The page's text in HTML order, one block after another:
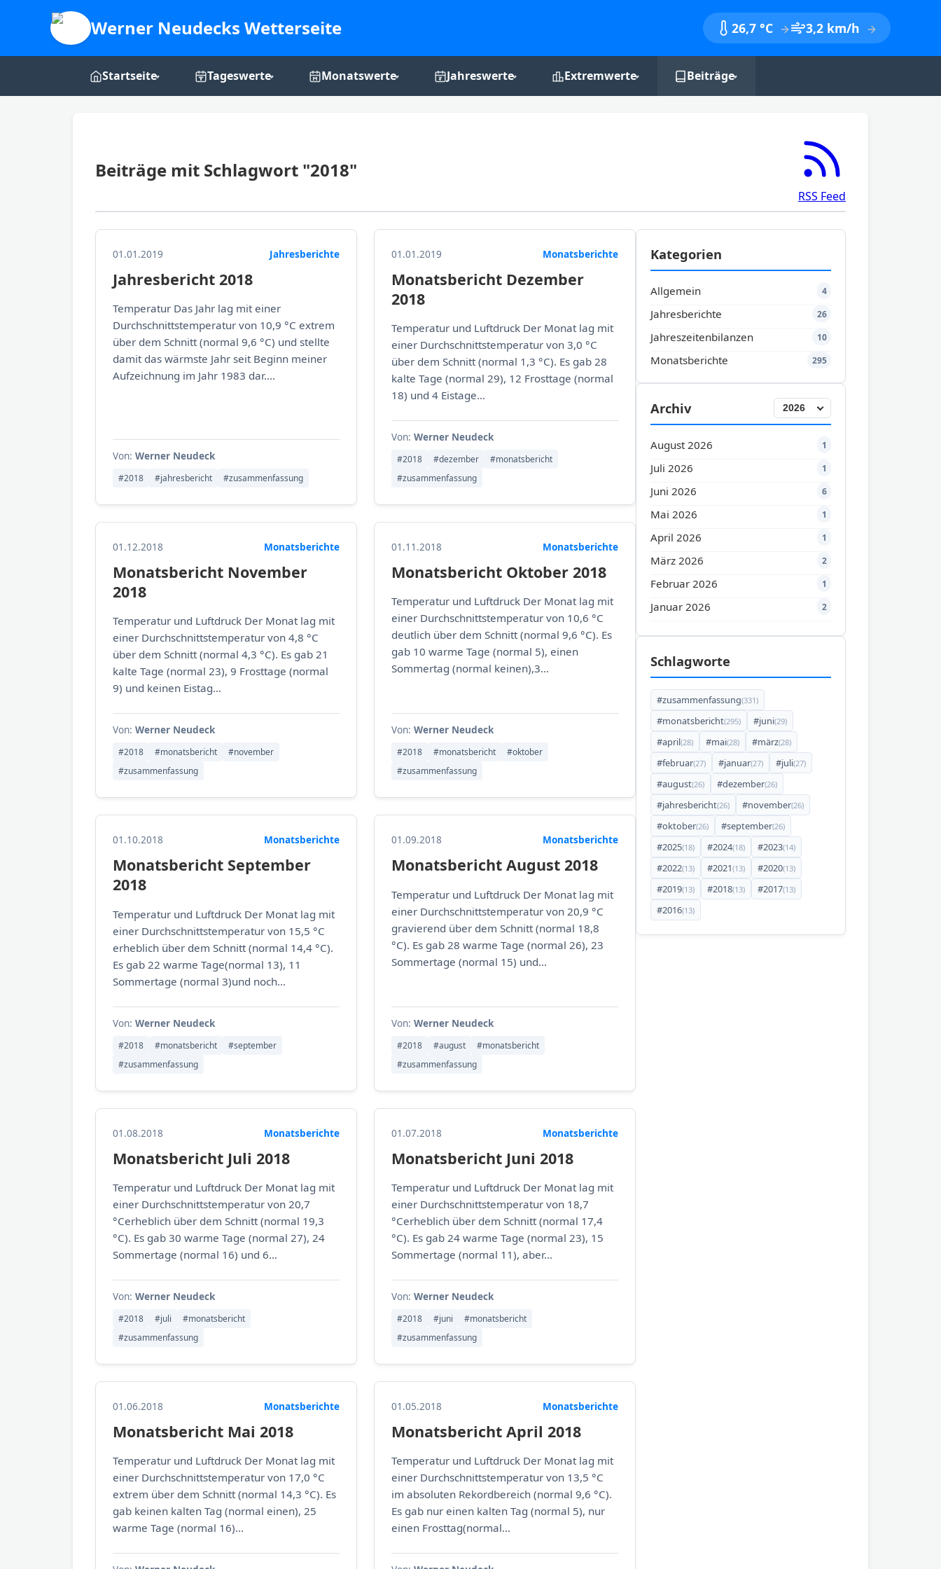
Werner Neudecks Wetterseite 26,7 °C 3,2 km/h
Startseite
Über mich
Tageswerte Monatswerte Jahreswerte Extremwerte Beiträge
Beiträge mit Schlagwort "2018"
RSS Feed
01.01.2019 Jahresberichte
Jahresbericht 2018
Temperatur Das Jahr lag mit einer
Durchschnittstemperatur von 10,9 °C extrem
über dem Schnitt (normal 9,6 °C) und stellte
damit das wärmste Jahr seit Beginn meiner
Aufzeichnung im Jahr 1983 dar....
Von: Werner Neudeck
#2018 #jahresbericht #zusammenfassung
01.01.2019 Monatsberichte
Monatsbericht Dezember
2018
Temperatur und Luftdruck Der Monat lag mit
einer Durchschnittstemperatur von 3,0 °C
über dem Schnitt (normal 1,3 °C). Es gab 28
kalte Tage (normal 29), 12 Frosttage (normal
18) und 4 Eistage...
Von: Werner Neudeck
#2018 #dezember
#monatsbericht
#zusammenfassung
01.12.2018 Monatsberichte
Monatsbericht November
2018
Temperatur und Luftdruck Der Monat lag mit
einer Durchschnittstemperatur von 4,8 °C
über dem Schnitt (normal 4,3 °C). Es gab 21
kalte Tage (normal 23), 9 Frosttage (normal
9) und keinen Eistag...
Von: Werner Neudeck
#2018 #monatsbericht
#november
#zusammenfassung
01.11.2018 Monatsberichte
Monatsbericht Oktober 2018
Temperatur und Luftdruck Der Monat lag mit
einer Durchschnittstemperatur von 10,6 °C
deutlich über dem Schnitt (normal 9,6 °C). Es
gab 10 warme Tage (normal 5), einen
Sommertag (normal keinen),3...
Von: Werner Neudeck
#2018 #monatsbericht
#oktober
#zusammenfassung
01.10.2018 Monatsberichte
Monatsbericht September
2018
Temperatur und Luftdruck Der Monat lag mit
einer Durchschnittstemperatur von 15,5 °C
erheblich über dem Schnitt (normal 14,4 °C).
Es gab 22 warme Tage(normal 13), 11
Sommertage (normal 3)und noch...
Von: Werner Neudeck
#2018 #monatsbericht
#september
#zusammenfassung
01.09.2018 Monatsberichte
Monatsbericht August 2018
Temperatur und Luftdruck Der Monat lag mit
einer Durchschnittstemperatur von 20,9 °C
gravierend über dem Schnitt (normal 18,8
°C). Es gab 28 warme Tage (normal 26), 23
Sommertage (normal 15) und...
Von: Werner Neudeck
#2018 #august
#monatsbericht
#zusammenfassung
01.08.2018 Monatsberichte
Monatsbericht Juli 2018
Temperatur und Luftdruck Der Monat lag mit
einer Durchschnittstemperatur von 20,7
°Cerheblich über dem Schnitt (normal 19,3
°C). Es gab 30 warme Tage (normal 27), 24
Sommertage (normal 16) und 6...
Von: Werner Neudeck
#2018 #juli
#monatsbericht
#zusammenfassung
01.07.2018 Monatsberichte
Monatsbericht Juni 2018
Temperatur und Luftdruck Der Monat lag mit
einer Durchschnittstemperatur von 18,7
°Cerheblich über dem Schnitt (normal 17,4
°C). Es gab 24 warme Tage (normal 23), 15
Sommertage (normal 11), aber...
Von: Werner Neudeck
#2018 #juni
#monatsbericht
#zusammenfassung
01.06.2018 Monatsberichte
Monatsbericht Mai 2018
Temperatur und Luftdruck Der Monat lag mit
einer Durchschnittstemperatur von 17,0 °C
extrem über dem Schnitt (normal 14,3 °C). Es
gab keinen kalten Tag (normal einen), 25
warme Tage (normal 16)...
01.05.2018 Monatsberichte
Monatsbericht April 2018
Temperatur und Luftdruck Der Monat lag mit
einer Durchschnittstemperatur von 13,5 °C
im absoluten Rekordbereich (normal 9,6 °C).
Es gab nur einen kalten Tag (normal 5), nur
einen Frosttag(normal...
Kategorien
Allgemein 4
Jahresberichte 26
Jahreszeitenbilanzen 10
Monatsberichte 295
Archiv
August 2026 1
Juli 2026 1
Juni 2026 6
Mai 2026 1
April 2026 1
März 2026 2
Februar 2026 1
Januar 2026 2
Schlagworte
#zusammenfassung(331)
#monatsbericht(295) #juni(29)
#april(28) #mai(28) #märz(28)
#februar(27) #januar(27) #juli(27)
#august(26) #dezember(26)
#jahresbericht(26) #november(26)
#oktober(26) #september(26)
#2025(18) #2024(18) #2023(14)
#2022(13) #2021(13) #2020(13)
#2019(13) #2018(13) #2017(13)
#2016(13)